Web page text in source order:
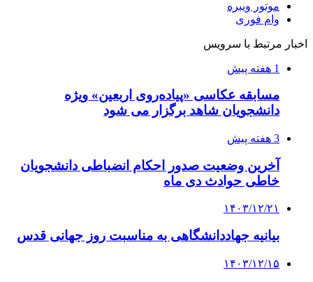
موتور ویبره
وام فوری
اخبار مرتبط با سرویس
1 هفته پیش
مسابقه عکاسی «پیاده‌روی اربعین» ویژه
دانشجویان شاهد برگزار می شود
3 هفته پیش
آخرین وضعیت صدور احکام انضباطی دانشجویان
خاطی حوادث دی ماه
۱۴۰۳/۱۲/۲۱
بیانیه جهاددانشگاهی به مناسبت روز جهانی قدس
۱۴۰۳/۱۲/۱۵